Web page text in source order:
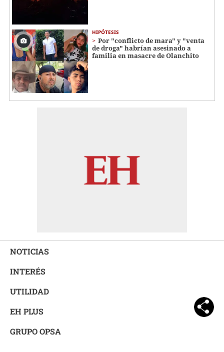
HIPÓTESIS
Por "conflicto de mara" y "venta
de droga" habrían asesinado a
familia en masacre de Olanchito
NOTICIAS
INTERÉS
UTILIDAD
EH PLUS
GRUPO OPSA